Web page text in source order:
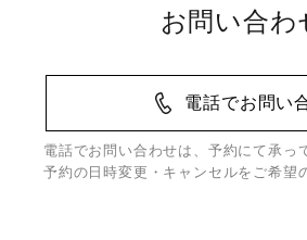
お問い合わ
電話でお問い
電話でお問い合わせは、予約にて承っ
予約の日時変更・キャンセルをご希望